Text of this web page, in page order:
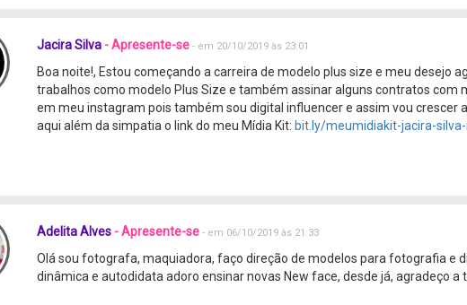
Jacira Silva - Apresente-se - em 20/10/2019 às 23:01
Boa noite!, Estou começando a carreira de modelo plus size e meu desejo
trabalhos como modelo Plus Size e também assinar alguns contratos com
em meu instagram pois também sou digital influencer e assim vou crescer
aqui além da simpatia o link do meu Mídia Kit: bit.ly/meumidiakit-jacira-
Adelita Alves - Apresente-se - em 06/10/2019 às 21:33
Olá sou fotografa, maquiadora, faço direção de modelos para fotografia e
dinâmica e autodidata adoro ensinar novas New face, desde já, agradeço a